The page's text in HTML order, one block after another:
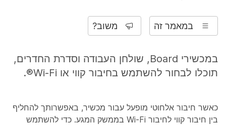
במאמר זה משוב?
במכשירי Board, שולחן העבודה וסדרת החדרים,
תוכלו לבחור להשתמש בחיבור קווי או Wi-Fi®.
כאשר חיבור אלחוטי מופעל עבור מכשיר, באפשרותך להחליף
בין חיבור קווי לחיבור Wi-Fi בממשק המגע. כדי להשתמש